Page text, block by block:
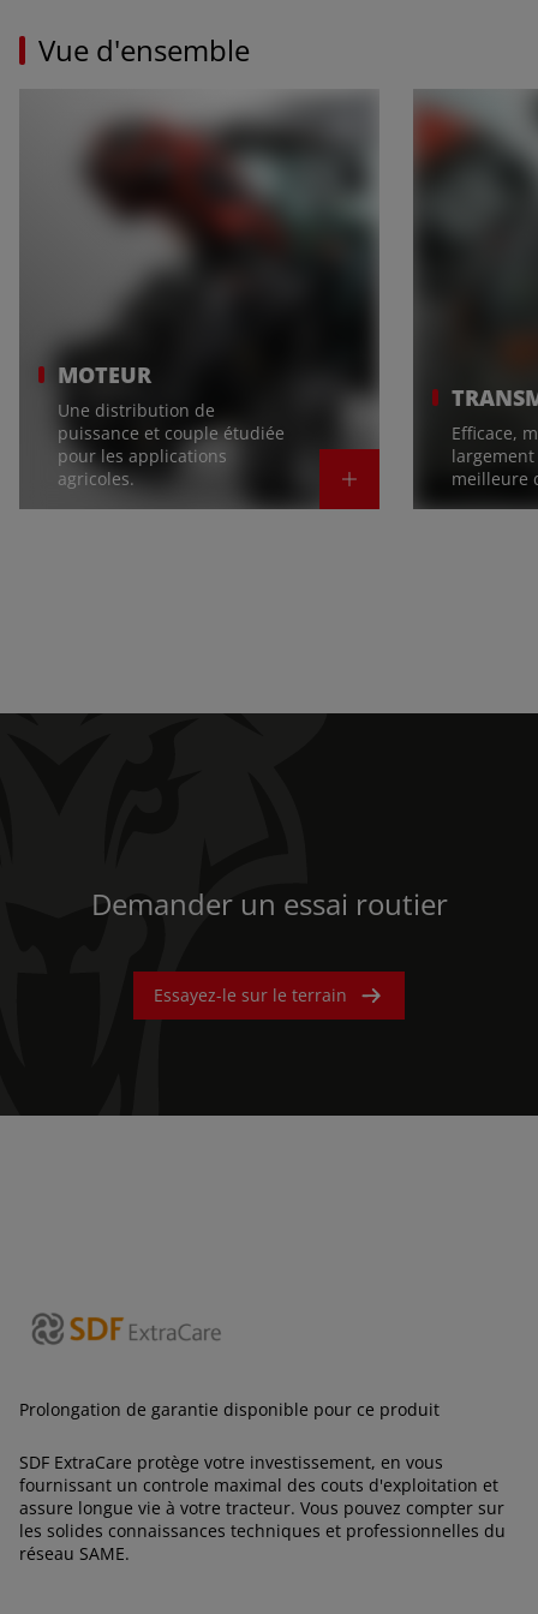
Latina (Español)
Vue d'ensemble
MOTEUR
Une distribution de
puissance et couple étudiée
pour les applications
agricoles.
Efficace,
meilleure
Demander un essai routier
Essayez-le sur le terrain
Prolongation de garantie disponible pour ce produit
SDF ExtraCare protège votre investissement, en vous
fournissant un controle maximal des couts d'exploitation et
assure longue vie à votre tracteur. Vous pouvez compter sur
les solides connaissances techniques et professionnelles du
réseau SAME.